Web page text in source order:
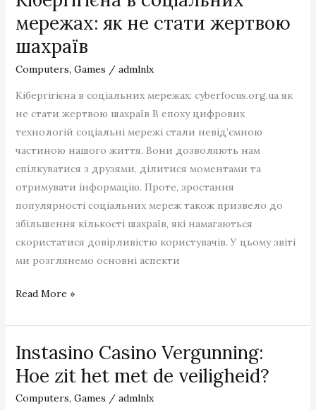
повсякденного
використання
мережах: як не стати жертвою
шахраїв
Computers, Games / admlnlx
Кібергігієна в соціальних мережах: cyberfocus.org.ua як
не стати жертвою шахраїв В епоху цифрових
технологій соціальні мережі стали невід’ємною
частиною нашого життя. Вони дозволяють нам
спілкуватися з друзями, ділитися моментами та
отримувати інформацію. Проте, зростання
популярності соціальних мереж також призвело до
збільшення кількості шахраїв, які намагаються
скористатися довірливістю користувачів. У цьому звіті
ми розглянемо основні аспекти
Кібергігієна
соціальних
мережах:
не
стати
Read More »
Instasino Casino Vergunning:
Hoe zit het met de veiligheid?
Computers, Games / admlnlx